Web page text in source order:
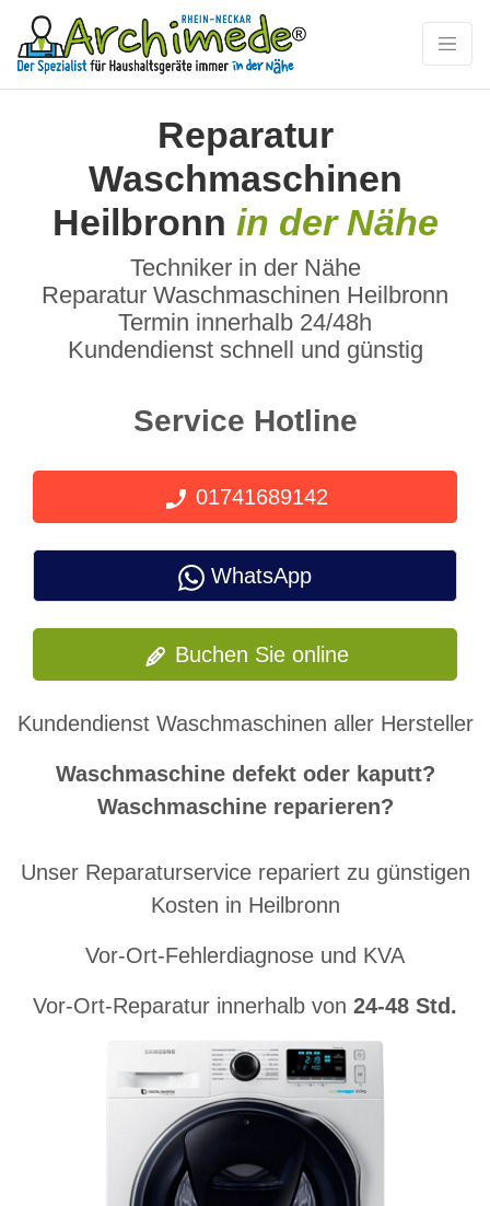
Reparatur
Waschmaschinen
Heilbronn in der Nähe
Techniker in der Nähe
Reparatur Waschmaschinen Heilbronn
Termin innerhalb 24/48h
Kundendienst schnell und günstig
Service Hotline
01741689142
WhatsApp
Buchen Sie online
Kundendienst Waschmaschinen aller Hersteller
Waschmaschine defekt oder kaputt?
Waschmaschine reparieren?
Unser Reparaturservice repariert zu günstigen
Kosten in Heilbronn
Vor-Ort-Fehlerdiagnose und KVA
Vor-Ort-Reparatur innerhalb von 24-48 Std.